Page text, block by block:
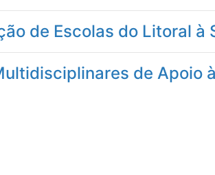
de Escolas do Litoral à
de Apoio